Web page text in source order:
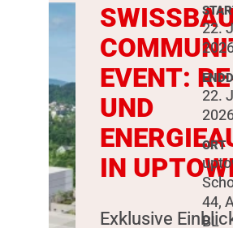
EVENT:
UND
IN
Exklusive
22.
22.
ORT
44,
BL